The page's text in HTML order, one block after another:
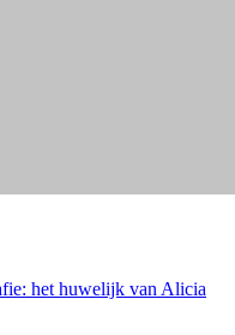
het huwelijk van Alicia